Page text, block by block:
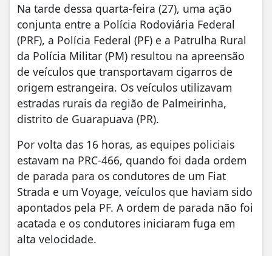
Na tarde dessa quarta-feira (27), uma ação
conjunta entre a Polícia Rodoviária Federal
(PRF), a Polícia Federal (PF) e a Patrulha Rural
da Polícia Militar (PM) resultou na apreensão
de veículos que transportavam cigarros de
origem estrangeira. Os veículos utilizavam
estradas rurais da região de Palmeirinha,
distrito de Guarapuava (PR).
Por volta das 16 horas, as equipes policiais
estavam na PRC-466, quando foi dada ordem
de parada para os condutores de um Fiat
Strada e um Voyage, veículos que haviam sido
apontados pela PF. A ordem de parada não foi
acatada e os condutores iniciaram fuga em
alta velocidade.